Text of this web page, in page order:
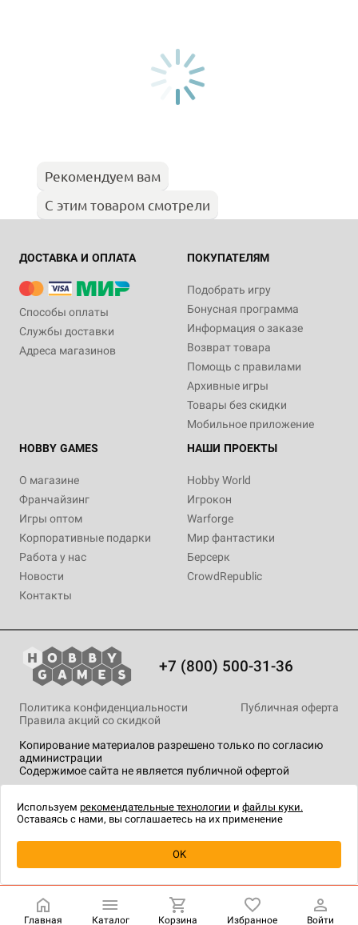
Уведомить о наличии
Рекомендуем вам
С этим товаром смотрели
ДОСТАВКА И ОПЛАТА
Способы оплаты
Службы доставки
Адреса магазинов
ПОКУПАТЕЛЯМ
Подобрать игру
Бонусная программа
Информация о заказе
Возврат товара
Помощь с правилами
Архивные игры
Товары без скидки
Мобильное приложение
HOBBY GAMES
О магазине
Франчайзинг
Игры оптом
Корпоративные подарки
Работа у нас
Новости
Контакты
НАШИ ПРОЕКТЫ
Hobby World
Игрокон
Warforge
Мир фантастики
Берсерк
CrowdRepublic
+7 (800) 500-31-36
Копирование материалов разрешено только по согласию
администрации
Содержимое сайта не является публичной офертой
Политика конфиденциальности
Публичная оферта
Правила акций со скидкой
технологии.
Главная Каталог Корзина Избранное Войти
Используем рекомендательные технологии и файлы куки.
Оставаясь с нами, вы соглашаетесь на их применение
OK